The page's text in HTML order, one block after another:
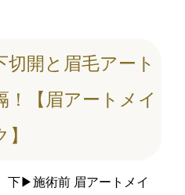
切開と眉毛アート
！【眉アートメイ
】
▶︎施術前 眉アートメイ